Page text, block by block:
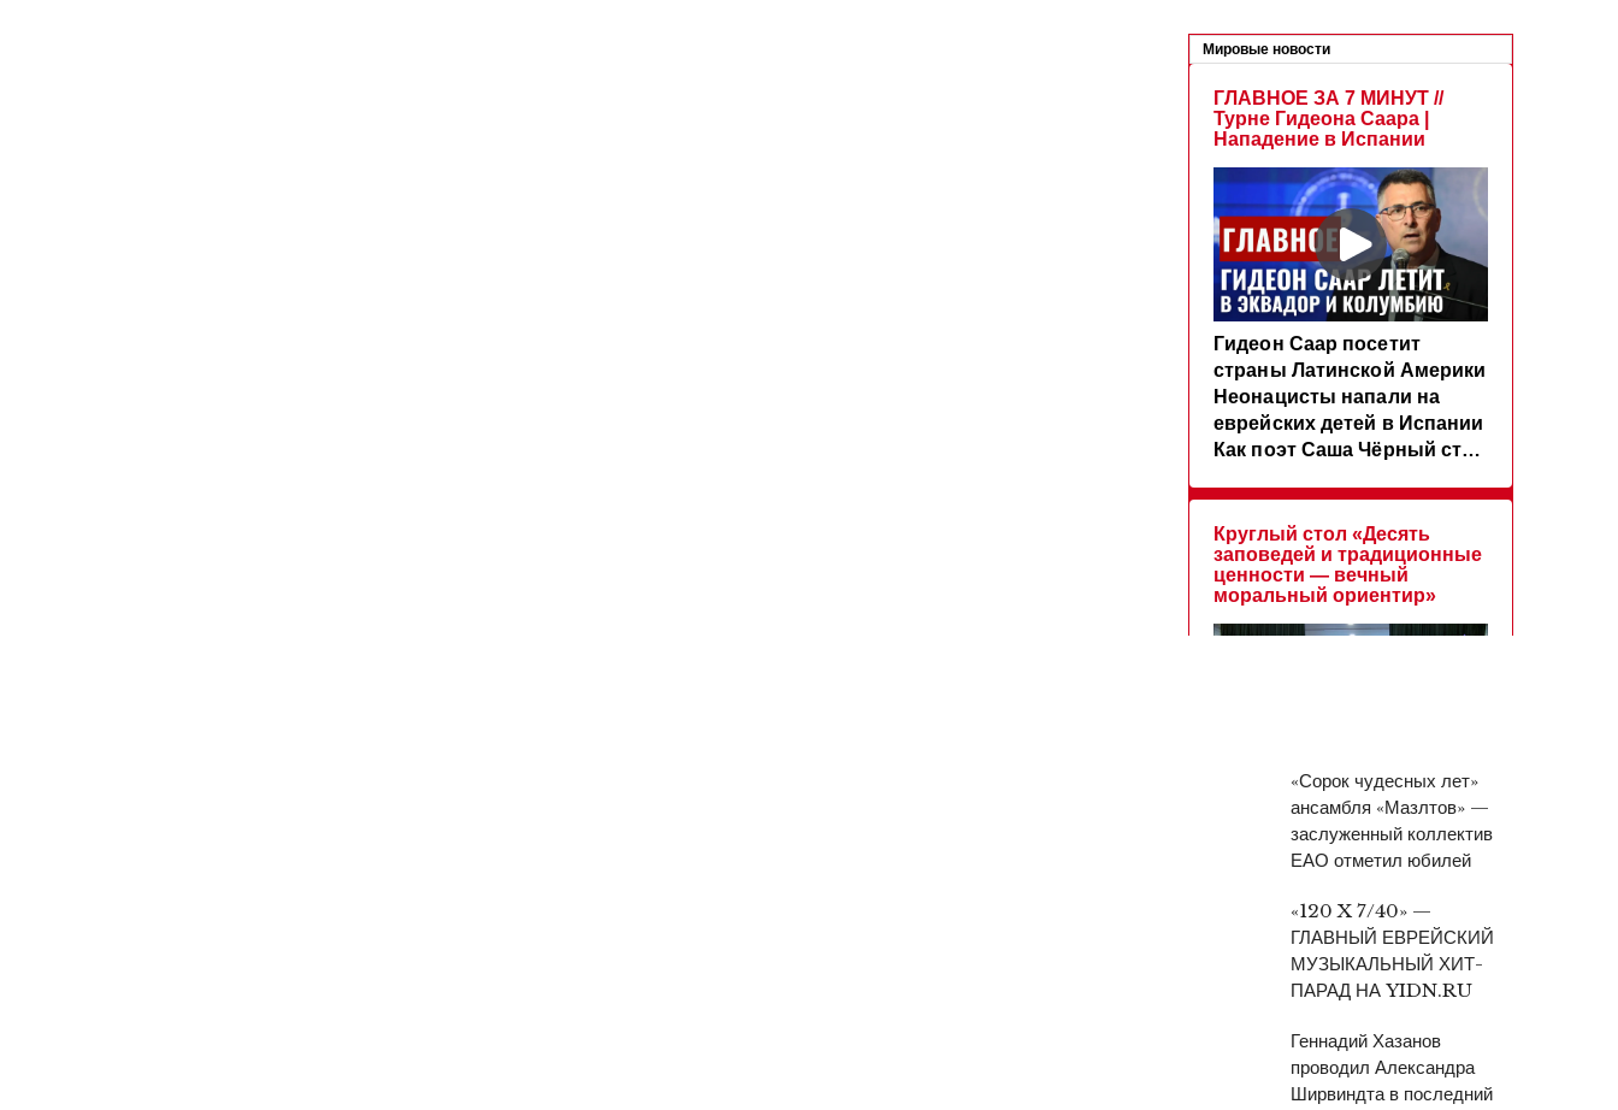
«Сорок чудесных лет»
ансамбля «Мазлтов» —
заслуженный коллектив
ЕАО отметил юбилей
«120 X 7/40» —
ГЛАВНЫЙ ЕВРЕЙСКИЙ
МУЗЫКАЛЬНЫЙ ХИТ-
ПАРАД НА YIDN.RU
Геннадий Хазанов
проводил Александра
Ширвиндта в последний